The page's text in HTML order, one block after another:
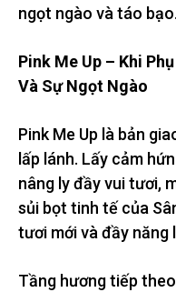
ngọt ngào và táo bạo.
Pink Me Up – Khi
Và Sự Ngọt Ngào
Pink Me Up là bản
lấp lánh. Lấy cảm
nâng ly đầy vui tươi,
sủi bọt tinh tế của
tươi mới và đầy năng
Tầng hương tiếp